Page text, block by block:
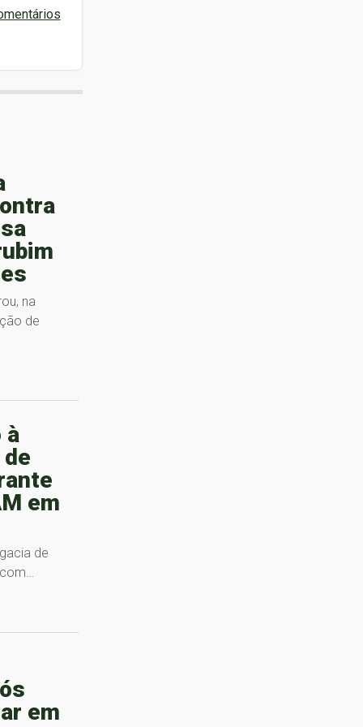
na
de
à
em
de
em